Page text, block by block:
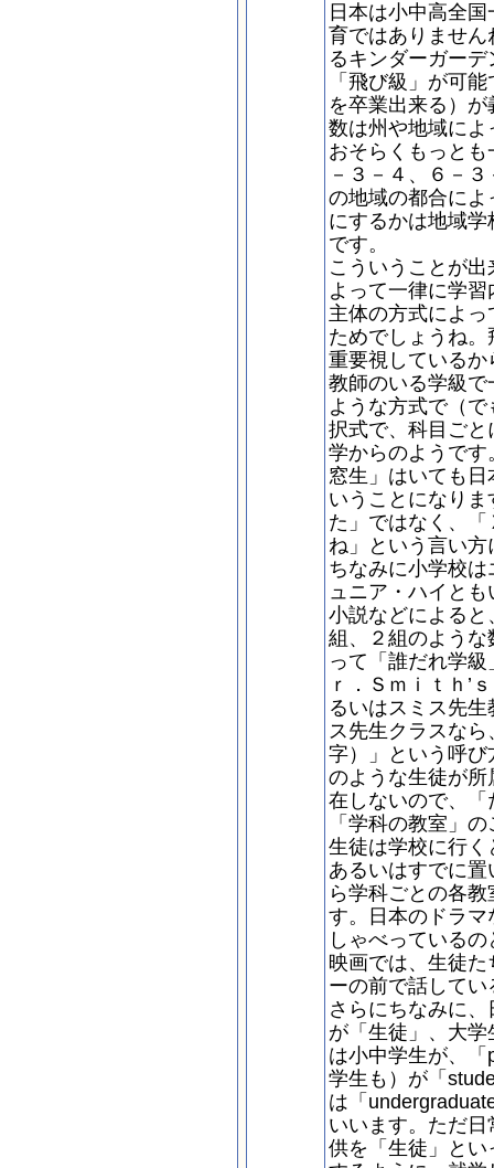
日本は小中高全
育ではありませ
るキンダーガー
「飛び級」が可
を卒業出来る）
数は州や地域に
おそらくもっと
－３－４、６－
の地域の都合に
にするかは地域
です。
こういうことが
よって一律に学
主体の方式によ
ためでしょうね
重要視している
教師のいる学級
ような方式で（
択式で、科目ご
学からのようで
窓生」はいても
いうことになり
た」ではなく、
ね」という言い
ちなみに小学校
ュニア・ハイと
小説などによる
組、２組のよう
って「誰だれ学
ｒ．Ｓｍｉｔｈ’
るいはスミス先
ス先生クラスな
字）」という呼
のような生徒が
在しないので、
「学科の教室」
生徒は学校に行
あるいはすでに
ら学科ごとの各
す。日本のドラ
しゃべっている
映画では、生徒
ーの前で話して
さらにちなみに
が「生徒」、大
は小中学生が、
学生も）が「
は「
いいます。ただ
供を「生徒」と